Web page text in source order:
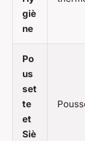
giè
ne
Po
us
set
te
et
Siè